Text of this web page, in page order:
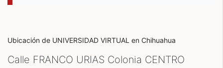
Ubicación de UNIVERSIDAD VIRTUAL en Chihuahua
Calle FRANCO URIAS Colonia CENTRO